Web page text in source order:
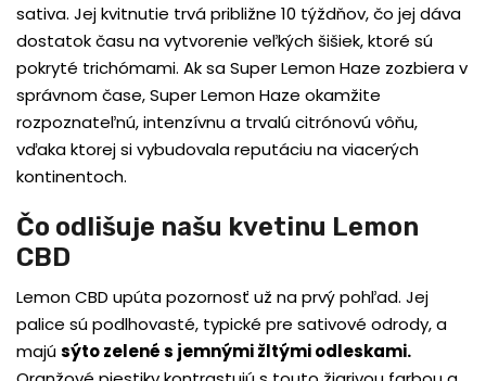
sativa. Jej kvitnutie trvá približne 10 týždňov, čo jej dáva
dostatok času na vytvorenie veľkých šišiek, ktoré sú
pokryté trichómami. Ak sa Super Lemon Haze zozbiera v
správnom čase, Super Lemon Haze okamžite
rozpoznateľnú, intenzívnu a trvalú citrónovú vôňu,
vďaka ktorej si vybudovala reputáciu na viacerých
kontinentoch.
Čo odlišuje našu kvetinu Lemon
CBD
Lemon CBD upúta pozornosť už na prvý pohľad. Jej
palice sú podlhovasté, typické pre sativové odrody, a
majúsýto zelené s jemnými žltými odleskami.